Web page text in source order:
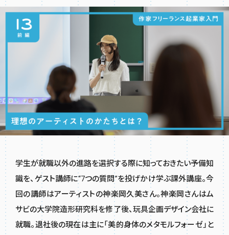
学生が就職以外の進路を選択する際に知っておきたい予備知
識を、ゲスト講師に“7つの質問”を投げかけ学ぶ課外講座。今
回の講師はアーティストの神楽岡久美さん。神楽岡さんはム
サビの大学院造形研究科を修了後、玩具企画デザイン会社に
就職。退社後の現在は主に「美的身体のメタモルフォーゼ」と